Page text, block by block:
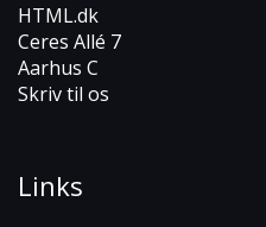
HTML.dk
Ceres Allé 7
Aarhus C
Skriv til os
Links